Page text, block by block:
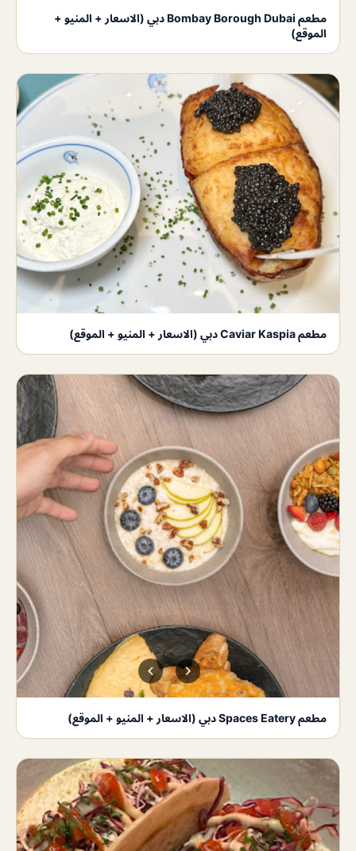
مطعم Bombay Borough Dubai دبي (الاسعار + المنيو +
الموقع)
مطعم Caviar Kaspia دبي (الاسعار + المنيو + الموقع)
مطعم Spaces Eatery دبي (الاسعار + المنيو + الموقع)